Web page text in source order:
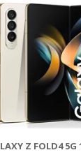
Z FOLD4 5G